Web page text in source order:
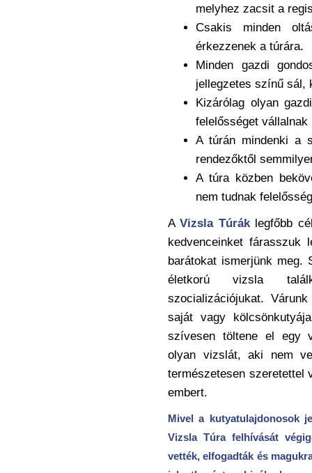
melyhez zacsit a
Csakis minden
érkezzenek a túrára.
Minden gazdi
jellegzetes színű sál,
Kizárólag olyan
felelősséget
A túrán mindenki a
rendezőktől
A túra közben
nem tudnak
AVizsla Túráklegfőbb
kedvenceinket
barátokat ismerjünk meg.
életkorú vizsla
szocializációjukat.
saját vagy
szívesen töltene el egy
olyan vizslát, aki nem
természetesen szeretettel
embert.
Mivel a kutyatulajdonosok
Vizsla Túra felhívását
vették, elfogadták és